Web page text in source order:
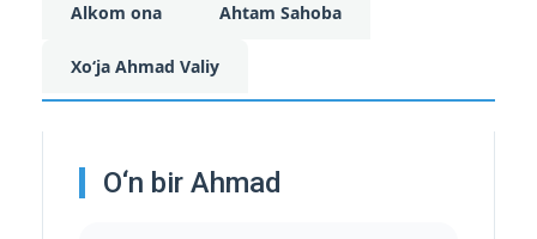
Alkom ona Ahtam Sahoba
Xo‘ja Ahmad Valiy
O‘n bir Ahmad